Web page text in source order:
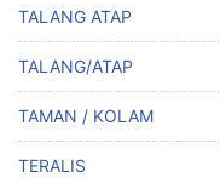
TALANG ATAP
TALANG/ATAP
TAMAN / KOLAM
TERALIS